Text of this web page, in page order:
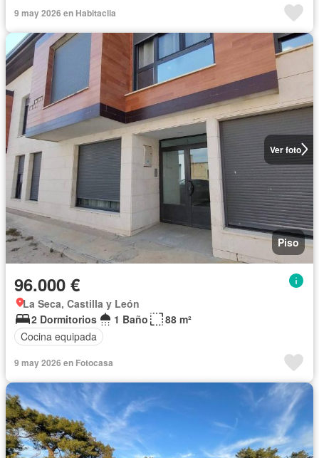
9 may 2026 en Habitaclia
Ver foto
Piso
96.000 €
La Seca, Castilla y León
2 Dormitorios
1 Baño
88 m²
Cocina equipada
9 may 2026 en Fotocasa